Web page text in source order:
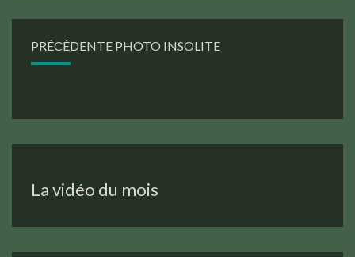
PRÉCÉDENTE PHOTO INSOLITE
La vidéo du mois